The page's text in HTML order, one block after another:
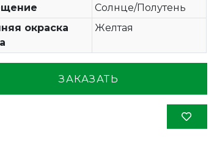
Солнце/Полутень
окраска
Желтая
ЗАКАЗАТЬ